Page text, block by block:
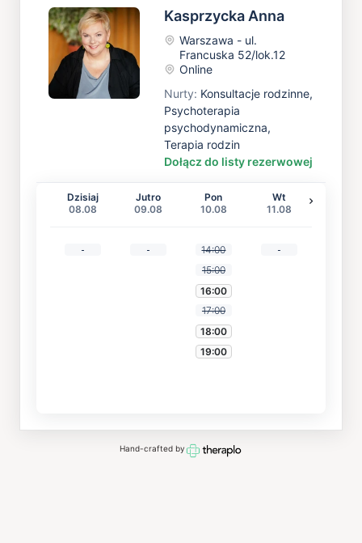
Kasprzycka Anna
Warszawa - ul.
Francuska 52/lok.12
Online
Nurty: Konsultacje rodzinne,
Psychoterapia
psychodynamiczna,
Terapia rodzin
Dołącz do listy rezerwowej
Dzisiaj
08.08
Jutro
09.08
Pon
10.08
Wt
11.08
14:00
15:00
16:00
17:00
18:00
19:00
Hand-crafted by